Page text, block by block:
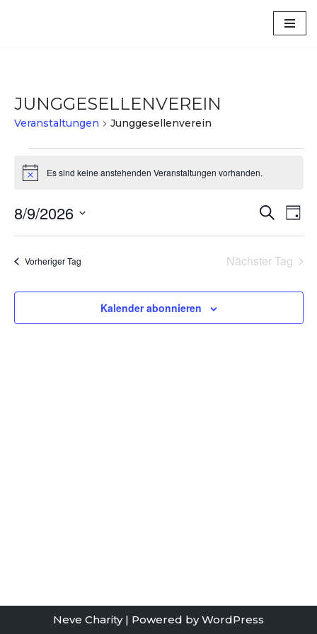
JUNGGESELLENVEREIN
Veranstaltungen Junggesellenverein
HinweisEs sind keine anstehenden Veranstaltungen vorhanden.
UND
Suche
Tag
8/9/2026
Vorheriger Tag Nächster Tag
Kalender abonnieren
Neve Charity| Powered byWordPress